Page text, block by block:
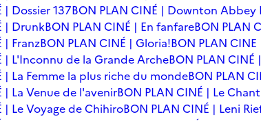
| Dossier 137BON PLAN CINÉ | Downton Abbey
| DrunkBON PLAN CINÉ | En fanfareBON PLAN
| FranzBON PLAN CINÉ | Gloria!BON PLAN
| L'Inconnu de la Grande ArcheBON PLAN
| La Femme la plus riche du mondeBON PLAN
| La Venue de l'avenirBON PLAN CINÉ | Le
| Le Voyage de ChihiroBON PLAN CINÉ | Leni